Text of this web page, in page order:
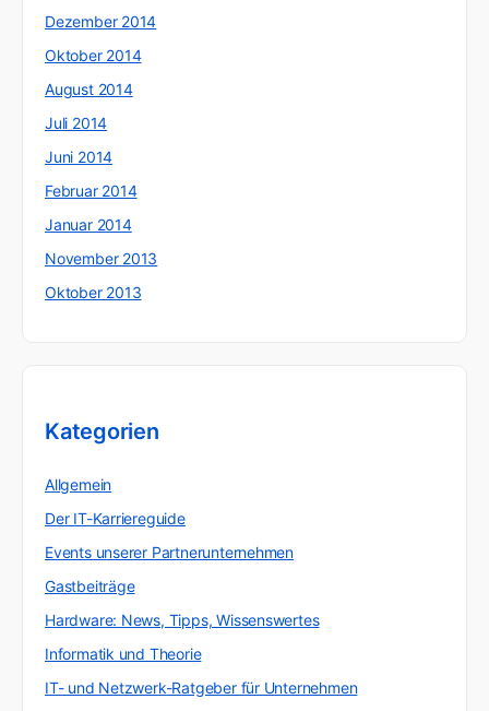
Dezember 2014
Oktober 2014
August 2014
Juli 2014
Juni 2014
Februar 2014
Januar 2014
November 2013
Oktober 2013
Kategorien
Allgemein
Der IT-Karriereguide
Events unserer Partnerunternehmen
Gastbeiträge
Hardware: News, Tipps, Wissenswertes
Informatik und Theorie
IT- und Netzwerk-Ratgeber für Unternehmen